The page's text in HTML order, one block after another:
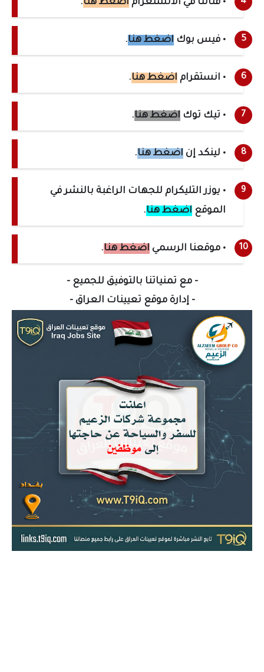
• قناتنا في الانستغرام اضغط هنا.
• فيس بوك اضغط هنا.
• انستقرام اضغط هنا.
• تيك توك اضغط هنا.
• لينكد إن اضغط هنا.
• يوزر التليكرام للجهات الراغبة بالنشر في
الموقع اضغط هنا.
• موقعنا الرسمي اضغط هنا.
- مع تمنياتنا بالتوفيق للجميع -
- إدارة موقع تعيينات العراق -